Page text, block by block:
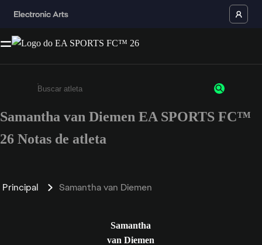
Insira pelo menos 3 caracteres ou números
Samantha van Diemen EA SPORTS FC™
26 Notas de atleta
Principal Samantha van Diemen
Samantha
van Diemen